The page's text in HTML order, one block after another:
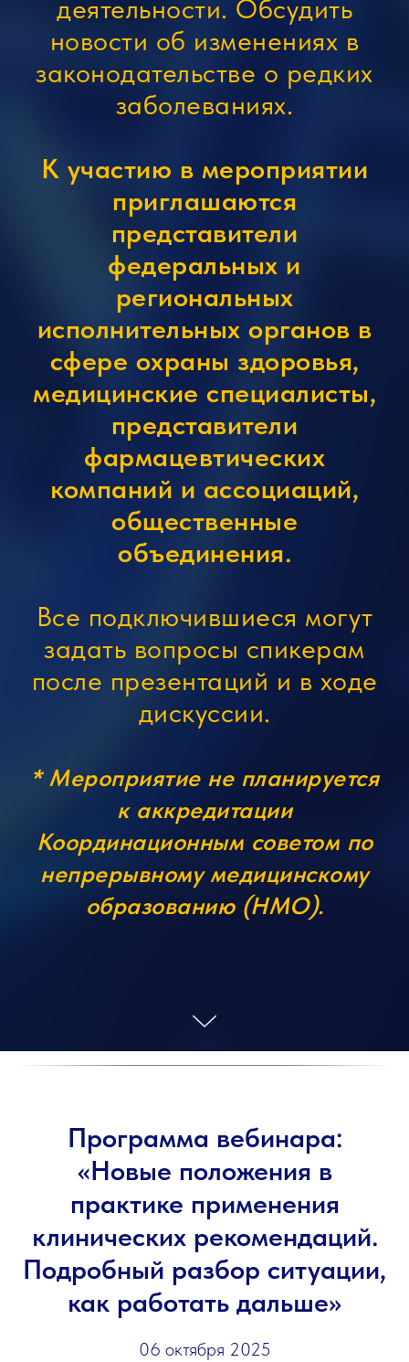
деятельности. Обсудить
новости об изменениях в
законодательстве о редких
заболеваниях.
К участию в мероприятии
приглашаются
представители
федеральных и
региональных
исполнительных органов в
сфере охраны здоровья,
медицинские специалисты,
представители
фармацевтических
компаний и ассоциаций,
общественные
объединения.
Все подключившиеся могут
задать вопросы спикерам
после презентаций и в ходе
дискуссии.
* Мероприятие не планируется
к аккредитации
Координационным советом по
непрерывному медицинскому
образованию (НМО).
Программа вебинара:
«Новые положения в
практике применения
клинических рекомендаций.
Подробный разбор ситуации,
как работать дальше»
06 октября 2025